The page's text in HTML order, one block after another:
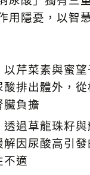
用隱憂，以智
以芹菜素與蜜
酸排出體外，
臟負擔
透過草龍珠籽
因尿酸高引發
不適